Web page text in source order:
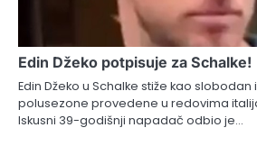
Edin Džeko potpisuje za Schalke!
Edin Džeko u Schalke stiže kao
polusezone provedene u redovima
Iskusni 39-godišnji napadač odbio je…